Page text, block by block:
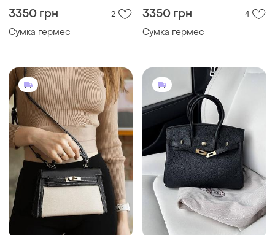
3350 грн 2
Сумка гермес
3350 грн 4
Сумка гермес